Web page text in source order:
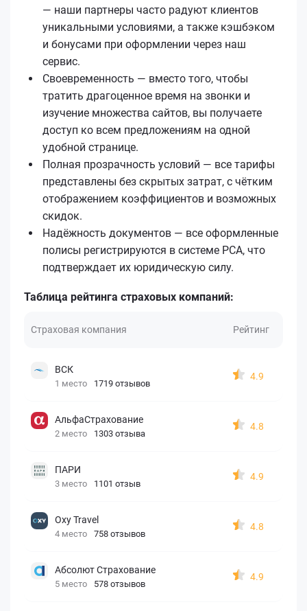
— наши партнеры часто радуют клиентов
уникальными условиями, а также кэшбэком
и бонусами при оформлении через наш
сервис.
Своевременность — вместо того, чтобы
тратить драгоценное время на звонки и
изучение множества сайтов, вы получаете
доступ ко всем предложениям на одной
удобной странице.
Полная прозрачность условий — все тарифы
представлены без скрытых затрат, с чётким
отображением коэффициентов и возможных
скидок.
Надёжность документов — все оформленные
полисы регистрируются в системе РСА, что
подтверждает их юридическую силу.
Таблица рейтинга страховых компаний:
Страховая компания Рейтинг
ВСК
1 место 1719 отзывов
4.9
АльфаСтрахование
2 место 1303 отзыва
4.8
ПАРИ
3 место 1101 отзыв
4.9
Oxy Travel
4 место 758 отзывов
4.8
Абсолют Страхование
5 место 578 отзывов
4.9